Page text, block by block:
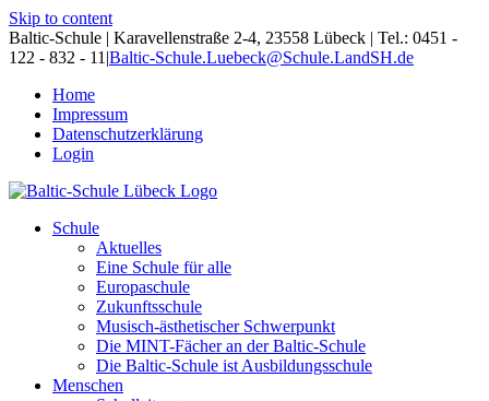
Skip to content
Baltic-Schule | Karavellenstraße 2-4, 23558 Lübeck | Tel.: 0451 -
122 - 832 - 11 |Baltic-Schule.Luebeck@Schule.LandSH.de
Home
Impressum
Datenschutzerklärung
Login
Schule
Aktuelles
Eine Schule für alle
Europaschule
Zukunftsschule
Musisch-ästhetischer Schwerpunkt
Die MINT-Fächer an der Baltic-Schule
Die Baltic-Schule ist Ausbildungsschule
Menschen